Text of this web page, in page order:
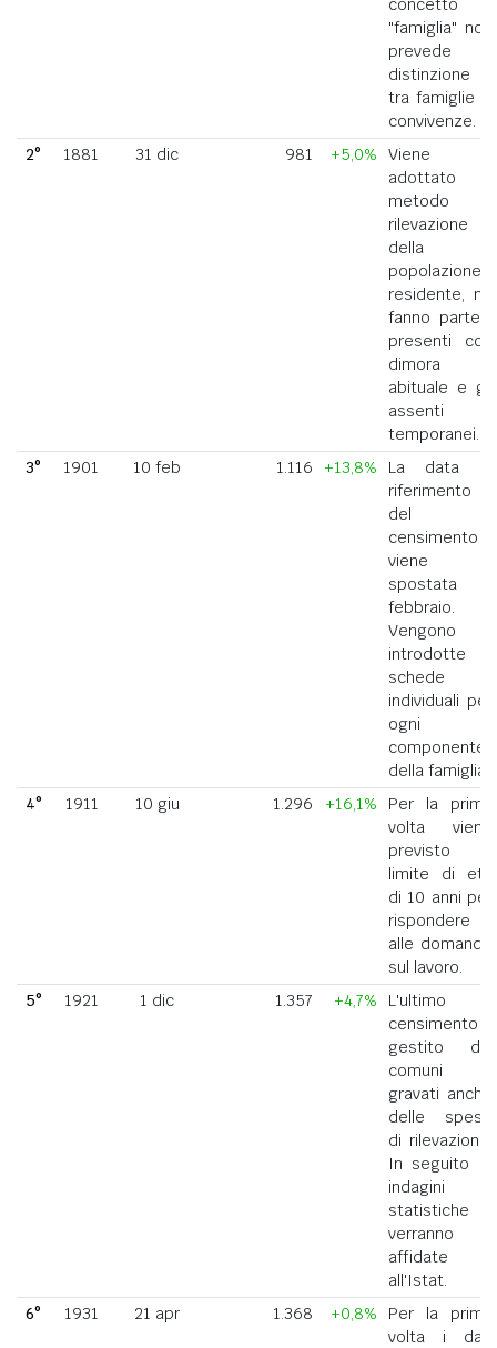
concetto di
"famiglia" non
prevede la
distinzione
tra famiglie e
convivenze.
2°
1881 31 dic 981 +5,0%
Viene
adottato il
metodo di
rilevazione
della
popolazione
residente, ne
fanno parte i
presenti con
dimora
abituale e gli
assenti
temporanei.
3°
1901 10 feb 1.116 +13,8%
La data di
riferimento
del
censimento
viene
spostata a
febbraio.
Vengono
introdotte
schede
individuali per
ogni
componente
della famiglia.
4°
1911 10 giu 1.296 +16,1%
Per la prima
volta viene
previsto il
limite di età
di 10 anni per
rispondere
alle domande
sul lavoro.
5°
1921 1 dic 1.357 +4,7%
L'ultimo
censimento
gestito dai
comuni
gravati anche
delle spese
di rilevazione.
In seguito le
indagini
statistiche
verranno
affidate
all'Istat.
6°
1931 21 apr 1.368 +0,8%
Per la prima
volta i dati